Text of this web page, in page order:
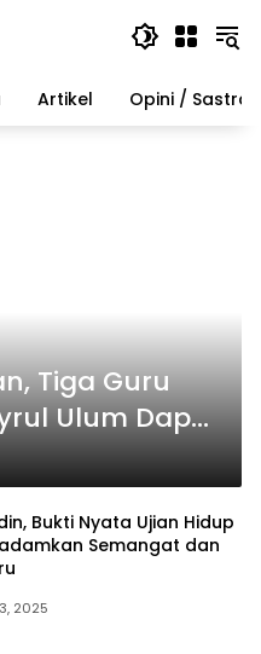
Artikel Opini / Sastra
Tiga Guru
Ulum Dapat
Madura
Bukti Nyata Ujian Hidup
Semangat dan
2025